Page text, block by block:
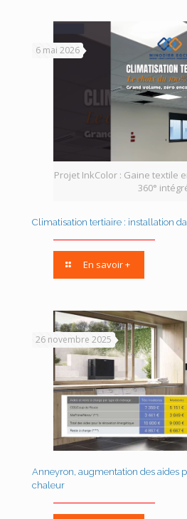
Projet InkColor : Gaine textile
360°
6 mai 2026
Climatisation tertiaire : installation
En savoir +
26 novembre 2025
Anneyron, augmentation des aides
chaleur